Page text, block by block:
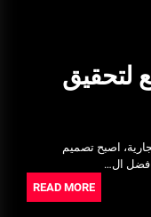
لتحقيق
اصبح تصميم
افضل ال…
READ MORE